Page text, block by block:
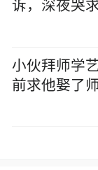
诉，深夜哭
小伙拜师学
前求他娶了